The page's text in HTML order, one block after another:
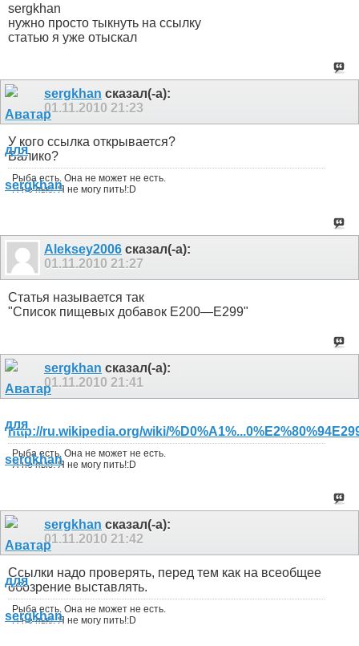
sergkhan
нужно просто тыкнуть на ссылку
статью я уже отыскал
sergkhan сказал(-а):
01.11.2010 21:23
У кого ссылка открывается?
Валико?
Рыба есть. Она не может не есть.
Я не пью. Я не могу пить!:D
Aleksey2006 сказал(-а):
01.11.2010 21:27
Статья называется так
"Список пищевых добавок E200—E299"
sergkhan сказал(-а):
01.11.2010 21:41
http://ru.wikipedia.org/wiki/
Рыба есть. Она не может не есть.
Я не пью. Я не могу пить!:D
sergkhan сказал(-а):
01.11.2010 21:42
Ссылки надо проверять, перед тем как на всеобщее
обозрение выставлять.
Рыба есть. Она не может не есть.
Я не пью. Я не могу пить!:D